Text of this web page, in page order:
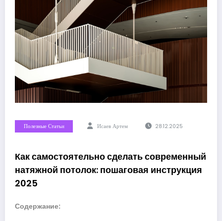
Полезные Статьи Исаев Артем 28.12.2025
Как самостоятельно сделать современный
натяжной потолок: пошаговая инструкция
2025
Содержание: